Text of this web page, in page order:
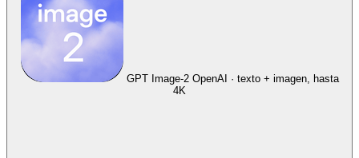
GPT Image-2 OpenAI · texto + imagen, hasta
4K